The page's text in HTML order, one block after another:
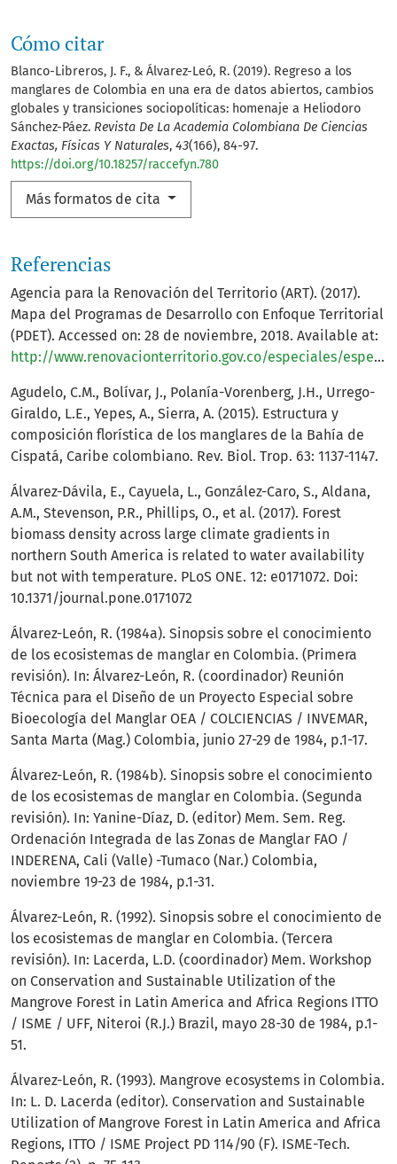
Cómo citar
Blanco-Libreros, J. F., & Álvarez-Leó, R. (2019). Regreso a los
manglares de Colombia en una era de datos abiertos, cambios
globales y transiciones sociopolíticas: homenaje a Heliodoro
Sánchez-Páez. Revista De La Academia Colombiana De Ciencias
Exactas, Físicas Y Naturales, 43(166), 84-97.
https://doi.org/10.18257/raccefyn.780
Más formatos de cita
Referencias
Agencia para la Renovación del Territorio (ART). (2017).
Mapa del Programas de Desarrollo con Enfoque Territorial
(PDET). Accessed on: 28 de noviembre, 2018. Available at:
http://www.renovacionterritorio.gov.co/especiales/especial_PDET/mapa.html
Agudelo, C.M., Bolívar, J., Polanía-Vorenberg, J.H., Urrego-
Giraldo, L.E., Yepes, A., Sierra, A. (2015). Estructura y
composición florística de los manglares de la Bahía de
Cispatá, Caribe colombiano. Rev. Biol. Trop. 63: 1137-1147.
Álvarez-Dávila, E., Cayuela, L., González-Caro, S., Aldana,
A.M., Stevenson, P.R., Phillips, O., et al. (2017). Forest
biomass density across large climate gradients in
northern South America is related to water availability
but not with temperature. PLoS ONE. 12: e0171072. Doi:
10.1371/journal.pone.0171072
Álvarez-León, R. (1984a). Sinopsis sobre el conocimiento
de los ecosistemas de manglar en Colombia. (Primera
revisión). In: Álvarez-León, R. (coordinador) Reunión
Técnica para el Diseño de un Proyecto Especial sobre
Bioecología del Manglar OEA / COLCIENCIAS / INVEMAR,
Santa Marta (Mag.) Colombia, junio 27-29 de 1984, p.1-17.
Álvarez-León, R. (1984b). Sinopsis sobre el conocimiento
de los ecosistemas de manglar en Colombia. (Segunda
revisión). In: Yanine-Díaz, D. (editor) Mem. Sem. Reg.
Ordenación Integrada de las Zonas de Manglar FAO /
INDERENA, Cali (Valle) -Tumaco (Nar.) Colombia,
noviembre 19-23 de 1984, p.1-31.
Álvarez-León, R. (1992). Sinopsis sobre el conocimiento de
los ecosistemas de manglar en Colombia. (Tercera
revisión). In: Lacerda, L.D. (coordinador) Mem. Workshop
on Conservation and Sustainable Utilization of the
Mangrove Forest in Latin America and Africa Regions ITTO
/ ISME / UFF, Niteroi (R.J.) Brazil, mayo 28-30 de 1984, p.1-
51.
Álvarez-León, R. (1993). Mangrove ecosystems in Colombia.
In: L. D. Lacerda (editor). Conservation and Sustainable
Utilization of Mangrove Forest in Latin America and Africa
Regions, ITTO / ISME Project PD 114/90 (F). ISME-Tech.